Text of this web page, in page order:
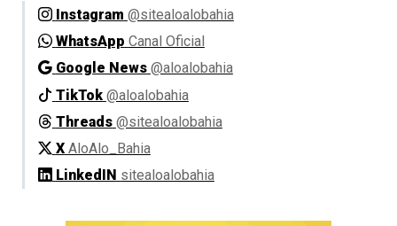
Instagram @sitealoalobahia
WhatsApp Canal Oficial
Google News @aloalobahia
TikTok @aloalobahia
Threads @sitealoalobahia
X AloAlo_Bahia
LinkedIN sitealoalobahia